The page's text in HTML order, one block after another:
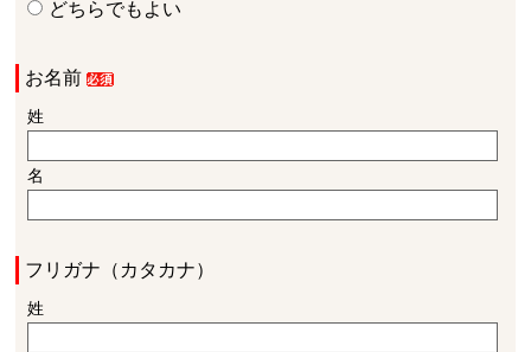
どちらでもよい
お名前
姓
名
フリガナ（カタカナ）
姓